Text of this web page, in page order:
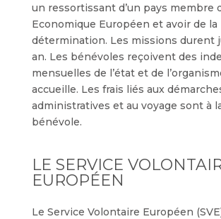
un ressortissant d’un pays membre
Economique Européen et avoir de la
détermination. Les missions durent
an. Les bénévoles reçoivent des
mensuelles de l’état et de
accueille. Les frais liés aux
administratives et au voyage sont à
bénévole.
LE SERVICE
EUROPÉEN
Le Service Volontaire Européen